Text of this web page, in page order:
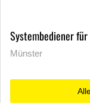
Systembediener
Münster